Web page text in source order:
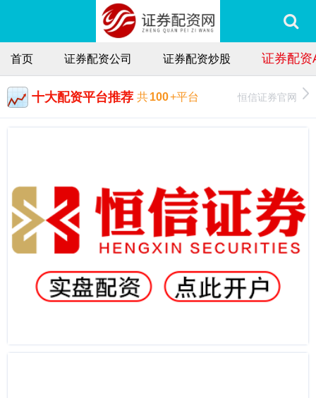
首页 证券配资公司 证券配资炒股 证券配资
十大配资平台推荐 共100+平台 恒信证券官网